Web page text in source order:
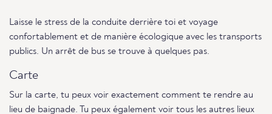
Laisse le stress de la conduite derrière toi et voyage
confortablement et de manière écologique avec les transports
publics. Un arrêt de bus se trouve à quelques pas.
Carte
Sur la carte, tu peux voir exactement comment te rendre au
lieu de baignade. Tu peux également voir tous les autres lieux